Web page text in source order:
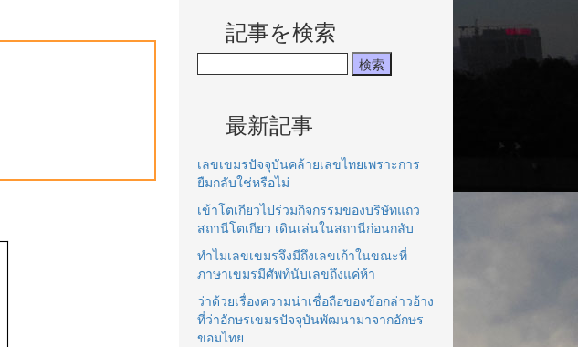
記事を検索
最新記事
เลขเขมรปัจจุบันคล้ายเลขไทยเพราะการ
ยืมกลับใช่หรือไม่
เข้าโตเกียวไปร่วมกิจกรรมของบริษัทแถว
สถานีโตเกียว เดินเล่นในสถานีก่อนกลับ
ทำไมเลขเขมรจึงมีถึงเลขเก้าในขณะที่
ภาษาเขมรมีศัพท์นับเลขถึงแค่ห้า
ว่าด้วยเรื่องความน่าเชื่อถือของข้อกล่าวอ้าง
ที่ว่าอักษรเขมรปัจจุบันพัฒนามาจากอักษร
ขอมไทย